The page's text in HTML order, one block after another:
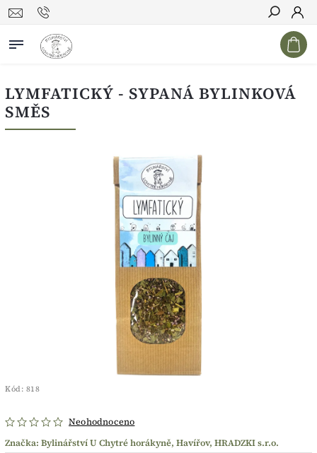
Hledat
LYMFATICKÝ - SYPANÁ BYLINKOVÁ
SMĚS
Kód: 818
Neohodnoceno
Značka: Bylinářství U Chytré horákyně, Havířov, HRADZKI s.r.o.